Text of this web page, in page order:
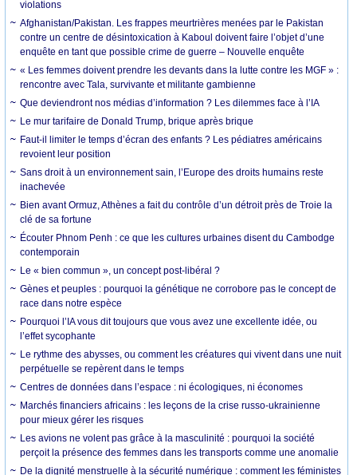
violations
Afghanistan/Pakistan. Les frappes meurtrières menées par le Pakistan
contre un centre de désintoxication à Kaboul doivent faire l’objet d’une
enquête en tant que possible crime de guerre – Nouvelle enquête
« Les femmes doivent prendre les devants dans la lutte contre les MGF » :
rencontre avec Tala, survivante et militante gambienne
Que deviendront nos médias d’information ? Les dilemmes face à l’IA
Le mur tarifaire de Donald Trump, brique après brique
Faut-il limiter le temps d’écran des enfants ? Les pédiatres américains
revoient leur position
Sans droit à un environnement sain, l’Europe des droits humains reste
inachevée
Bien avant Ormuz, Athènes a fait du contrôle d’un détroit près de Troie la
clé de sa fortune
Écouter Phnom Penh : ce que les cultures urbaines disent du Cambodge
contemporain
Le « bien commun », un concept post-libéral ?
Gènes et peuples : pourquoi la génétique ne corrobore pas le concept de
race dans notre espèce
Pourquoi l’IA vous dit toujours que vous avez une excellente idée, ou
l’effet sycophante
Le rythme des abysses, ou comment les créatures qui vivent dans une nuit
perpétuelle se repèrent dans le temps
Centres de données dans l’espace : ni écologiques, ni économes
Marchés financiers africains : les leçons de la crise russo-ukrainienne
pour mieux gérer les risques
Les avions ne volent pas grâce à la masculinité : pourquoi la société
perçoit la présence des femmes dans les transports comme une anomalie
De la dignité menstruelle à la sécurité numérique : comment les féministes